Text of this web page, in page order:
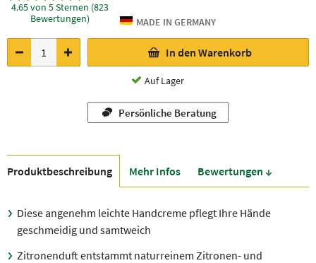
4.65 von 5 Sternen (823
Bewertungen)
In den Warenkorb
Auf Lager
Persönliche Beratung
Produkt­beschreibung Mehr Infos Bewer­tungen ↓
Diese angenehm leichte Handcreme pflegt Ihre Hände
geschmeidig und samtweich
Zitronenduft entstammt naturreinem Zitronen- und